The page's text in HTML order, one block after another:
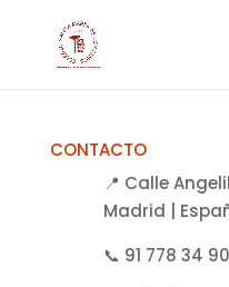
CONTACTO
📍 Calle
Madrid |
📞 91 778 34